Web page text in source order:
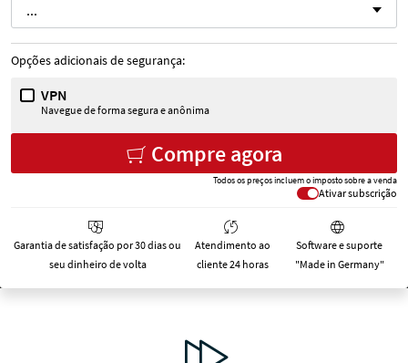
...
Opções adicionais de segurança:
VPN
Navegue de forma segura e anônima
Compre agora
Todos os preços incluem o imposto sobre a venda
Ativar subscrição
Garantia de satisfação por 30 dias ou
seu dinheiro de volta
Atendimento ao
cliente 24 horas
Software e suporte
"Made in Germany"